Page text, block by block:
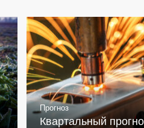
Прогноз
Квартальный